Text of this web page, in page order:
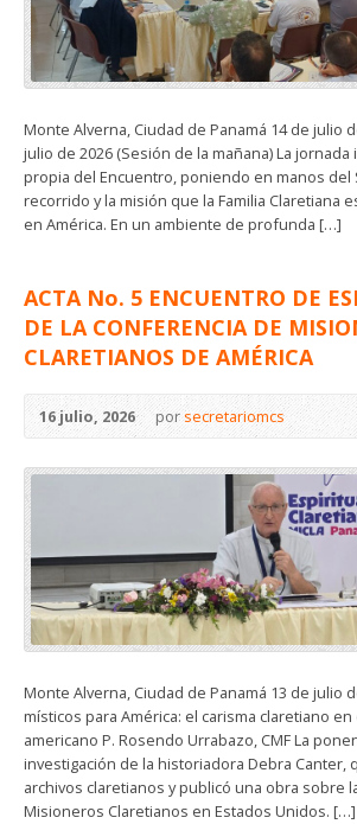
Monte Alverna, Ciudad de Panamá 14 de julio
julio de 2026 (Sesión de la mañana) La jornada
propia del Encuentro, poniendo en manos del
recorrido y la misión que la Familia Claretiana
en América. En un ambiente de profunda […]
ACTA No. 5 ENCUENTRO DE
DE LA CONFERENCIA DE
CLARETIANOS DE AMÉRICA
16 julio, 2026 por secretariomcs
Monte Alverna, Ciudad de Panamá 13 de julio
místicos para América: el carisma claretiano
americano P. Rosendo Urrabazo, CMF La
investigación de la historiadora Debra Canter,
archivos claretianos y publicó una obra sobre
Misioneros Claretianos en Estados Unidos. […]